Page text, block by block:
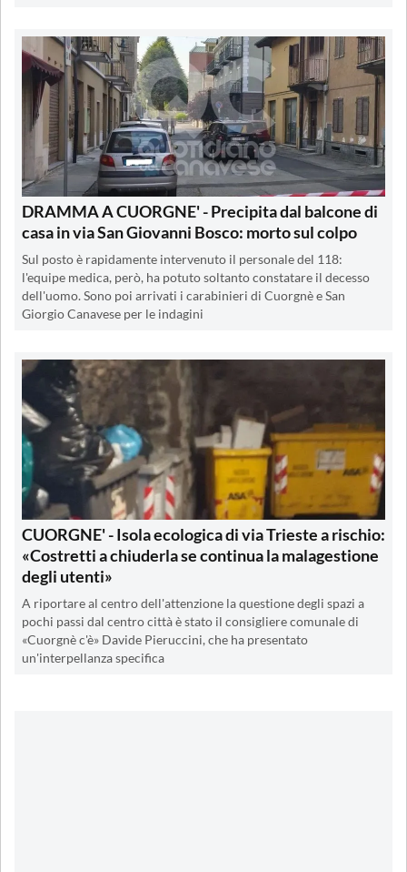
DRAMMA A CUORGNE' - Precipita dal balcone di
casa in via San Giovanni Bosco: morto sul colpo
Sul posto è rapidamente intervenuto il personale del 118:
l'equipe medica, però, ha potuto soltanto constatare il decesso
dell'uomo. Sono poi arrivati i carabinieri di Cuorgnè e San
Giorgio Canavese per le indagini
CUORGNE' - Isola ecologica di via Trieste a rischio:
«Costretti a chiuderla se continua la malagestione
degli utenti»
A riportare al centro dell'attenzione la questione degli spazi a
pochi passi dal centro città è stato il consigliere comunale di
«Cuorgnè c'è» Davide Pieruccini, che ha presentato
un'interpellanza specifica